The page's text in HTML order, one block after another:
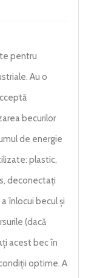
pentru
Au o
becurilor
de energie
plastic,
deconectați
înlocui becul și
(dacă
acest bec în
optime. A